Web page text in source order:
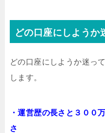
どの口座にしようか
どの口座にしようか迷っ
します。
・運営歴の長さと３００
さ